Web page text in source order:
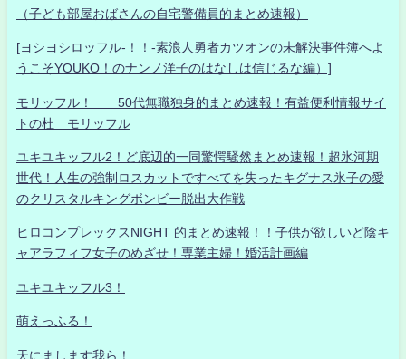
（子ども部屋おばさんの自宅警備員的まとめ速報）
[ヨシヨシロッフル-！！-素浪人勇者カツオンの未解決事件簿へよ
うこそYOUKO！のナンノ洋子のはなしは信じるな編）]
モリッフル！ 50代無職独身的まとめ速報！有益便利情報サイ
トの杜 モリッフル
ユキユキッフル2！ど底辺的一同驚愕騒然まとめ速報！超氷河期
世代！人生の強制ロスカットですべてを失ったキグナス氷子の愛
のクリスタルキングボンビー脱出大作戦
ヒロコンプレックスNIGHT 的まとめ速報！！子供が欲しいど陰キ
ャアラフィフ女子のめざせ！専業主婦！婚活計画編
ユキユキッフル3！
萌えっふる！
天にまします我ら！